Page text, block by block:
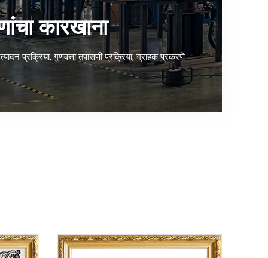
कारखाना
प्रक्रिया, गुणवत्ता तपासणी प्रक्रिया, ग्राहक प्रकरणे